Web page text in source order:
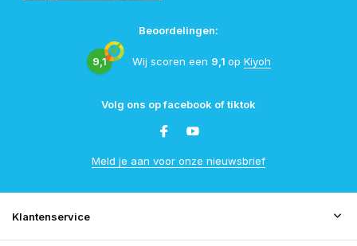
Beoordelingen:
9,1 Wij scoren een 9,1 op Kiyoh
Volg ons op facebook of tiktok
Meld je aan voor onze nieuwsbrief
Klantenservice